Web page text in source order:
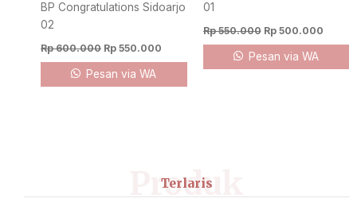
BP Congratulations Sidoarjo
02
Rp600.000 Rp 550.000
Pesan via WA
01
Rp550.000 Rp500.000
Pesan via WA
Produk
Terlaris